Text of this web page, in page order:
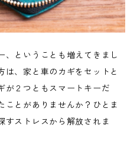
、ということも増えてきまし
は、家と車のカギをセットと
が２つともスマートキーだ
ことがありませんか？ひとま
すストレスから解放されま